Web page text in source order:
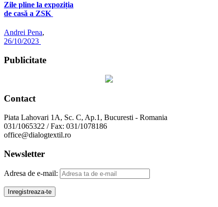
Zile pline la expoziția
de casă a ZSK
Andrei Pena,
26/10/2023
Publicitate
Contact
Piata Lahovari 1A, Sc. C, Ap.1, Bucuresti - Romania
031/1065322 / Fax: 031/1078186
office@dialogtextil.ro
Newsletter
Adresa de e-mail: